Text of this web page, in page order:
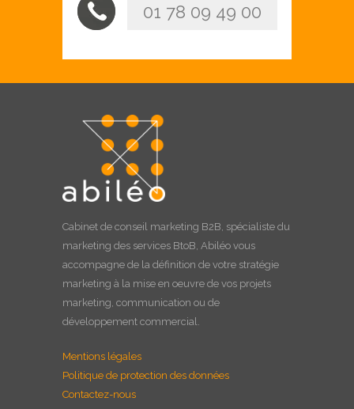
01 78 09 49 00
Cabinet de conseil marketing B2B, spécialiste du
marketing des services BtoB, Abiléo vous
accompagne de la définition de votre stratégie
marketing à la mise en oeuvre de vos projets
marketing, communication ou de
développement commercial.
Mentions légales
Politique de protection des données
Contactez-nous